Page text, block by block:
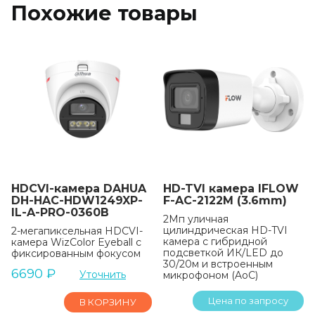
Похожие товары
HDCVI-камера DAHUA
DH-HAC-HDW1249XP-
IL-A-PRO-0360B
2-мегапиксельная HDCVI-
камера WizColor Eyeball с
фиксированным фокусом
6690 ₽ Уточнить
В КОРЗИНУ
HD-TVI камера IFLOW
F-AC-2122M (3.6mm)
2Мп уличная
цилиндрическая HD-TVI
камера с гибридной
подсветкой ИК/LED до
30/20м и встроенным
микрофоном (AoC)
Цена по запросу